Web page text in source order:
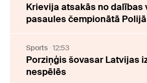
Krievija atsakās no dalības
pasaules čempionātā Polijā
Sports 12:53
Porziņģis šovasar Latvijas
nespēlēs